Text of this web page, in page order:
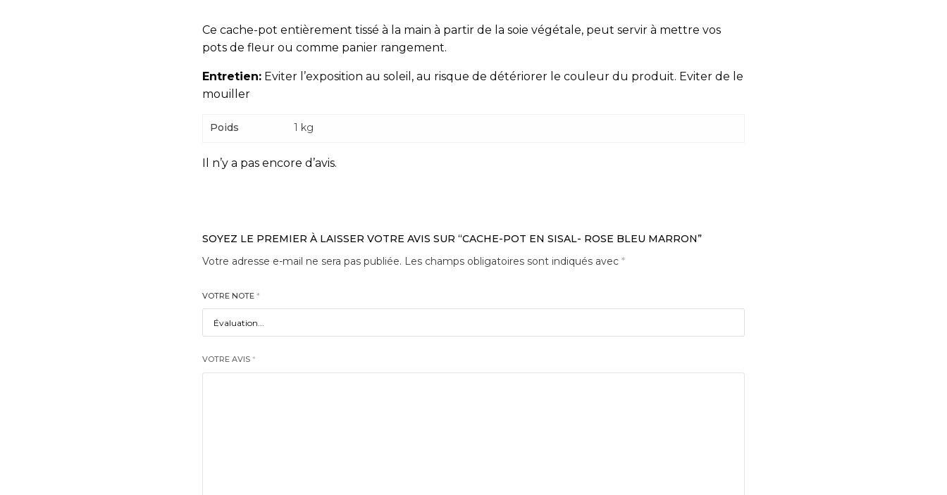
Ce cache-pot entièrement tissé à la main à partir de la soie végétale, peut servir à mettre vos
pots de fleur ou comme panier rangement.
Entretien: Eviter l’exposition au soleil, au risque de détériorer le couleur du produit. Eviter de le
mouiller
Poids 1 kg
Il n’y a pas encore d’avis.
SOYEZ LE PREMIER À LAISSER VOTRE AVIS SUR “CACHE-POT EN SISAL- ROSE BLEU MARRON”
Votre adresse e-mail ne sera pas publiée. Les champs obligatoires sont indiqués avec*
VOTRE NOTE *
VOTRE AVIS *